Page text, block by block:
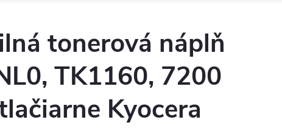
tonerová náplň
TK1160, 7200
Kyocera